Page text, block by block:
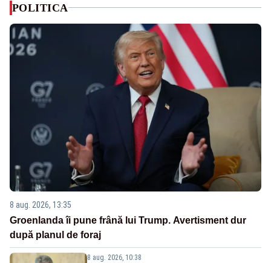
POLITICA
8 aug. 2026, 13:35
Groenlanda îi pune frână lui Trump. Avertisment dur
după planul de foraj
8 aug. 2026, 10:38